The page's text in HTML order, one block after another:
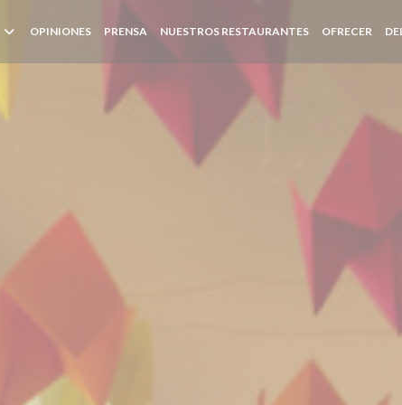
OPINIONES PRENSA NUESTROS RESTAURANTES OFRECER